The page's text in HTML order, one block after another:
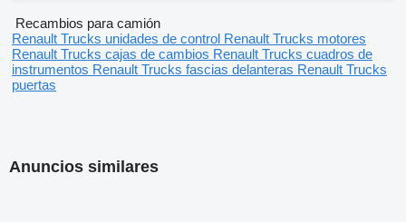
Recambios para camión
Renault Trucks unidades de control Renault Trucks motores
Renault Trucks cajas de cambios Renault Trucks cuadros de
instrumentos Renault Trucks fascias delanteras Renault Trucks
puertas
Anuncios similares